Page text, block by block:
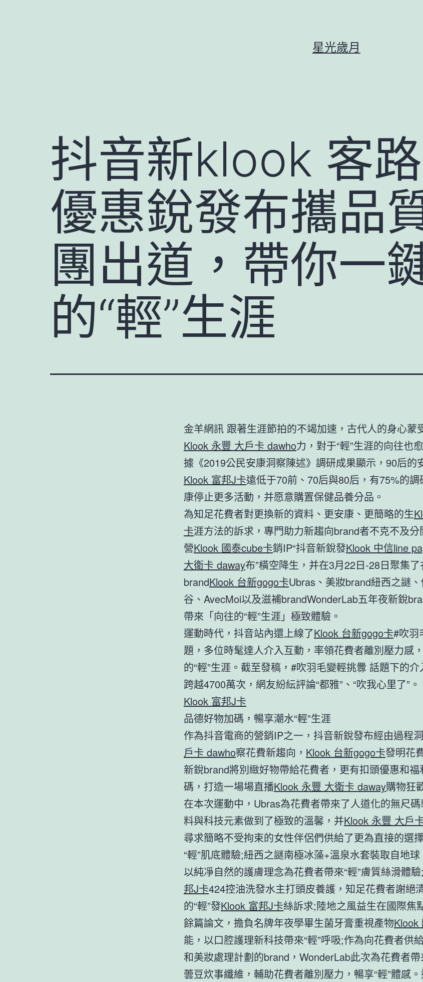
星光歲月
抖音新klook 客
優惠銳發布攜品
團出道，帶你一
的“輕”生涯
金羊網訊 跟著生涯節拍的不竭加速，古代人的身心蒙
Klook 永豐 大戶卡 dawho力，對于“輕”生涯的向往也
據《2019公民安康洞察陳述》調研成果顯示，90后的
Klook 富邦J卡遠低于70前、70后與80后，有75%的
康停止更多活動，并愿意購置保健品養分品。
為知足花費者對更換新的資料、更安康、更簡略的生
卡涯方法的訴求，專門助力新趨向brand者不克不及
營Klook 國泰cube卡銷IP“抖音新銳發Klook 中信line
大衛卡 daway布”橫空降生，并在3月22日-28日聚集了
brandKlook 台新gogo卡Ubras、美妝brand紐西之謎
谷、AvecMoi以及滋補brandWonderLab五年夜新銳
帶來「向往的“輕”生涯」極致體驗。
運動時代，抖音站內還上線了Klook 台新gogo卡#吹羽
題，多位時髦達人介入互動，率領花費者離別壓力感
的“輕”生涯。截至發稿，#吹羽毛變輕挑釁 話題下的
跨越4700萬次，網友紛紜評論“都雅”、“吹我心里了”。
Klook 富邦J卡
品德好物加碼，暢享潮水“輕”生涯
作為抖音電商的營銷IP之一，抖音新銳發布經由過程洞
戶卡 dawho察花費新趨向， Klook 台新gogo卡發明花
新銳brand將別緻好物帶給花費者，更有扣頭優惠和
碼，打造一場場直播Klook 永豐 大衛卡 daway購物狂
在本次運動中，Ubras為花費者帶來了人道化的無尺
料與科技元素做到了極致的溫馨，并Klook 永豐 大戶
尋求簡略不受拘束的女性伴侶們供給了更為直接的選
“輕”肌底體驗;紐西之謎南極冰藻+溫泉水套裝取自地球
以純凈自然的護膚理念為花費者帶來“輕”膚質絲滑體
邦J卡424控油洗發水主打頭皮養護，知足花費者謝絕
的“輕”發Klook 富邦J卡絲訴求;陸地之風益生在國際焦
餘篇論文，擔負名牌年夜學畢生菌牙膏重視產物Klook
能，以口腔護理新科技帶來“輕”呼吸;作為向花費者供
和美妝處理計劃的brand，WonderLab此次為花費者
蕓豆炊事纖維，輔助花費者離別壓力，暢享“輕”體感